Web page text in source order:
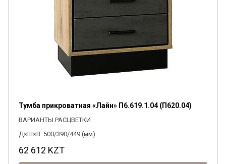
Тумба прикроватная «Лайн» П6.619.1.04 (П620.04)
ВАРИАНТЫ РАСЦВЕТКИ
Д×Ш×В: 500/390/449 (мм)
62 612 KZT